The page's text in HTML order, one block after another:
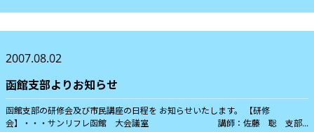
2007.08.02
函館支部よりお知らせ
函館支部の研修会及び市民講座の日程を お知らせいたします。 【研修
会】・・・サンリフレ函館 大会議室 講師：佐藤 聡 支部...